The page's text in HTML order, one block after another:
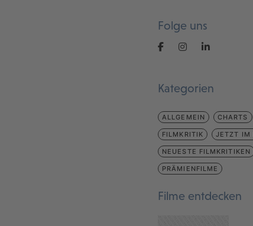
Folge uns
Kategorien
ALLGEMEIN CHARTS
FILMKRITIK JETZT IM
NEUESTE FILMKRITIKEN
PRÄMIENFILME
Filme entdecken